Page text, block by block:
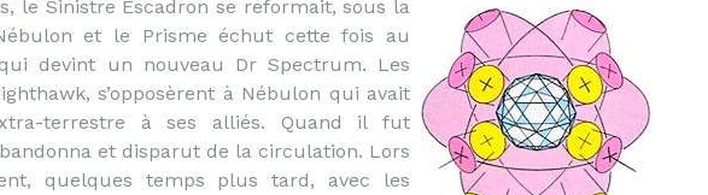
le Sinistre Escadron se reformait, sous la
et le Prisme échut cette fois au
devint un nouveau Dr Spectrum. Les
s’opposèrent à Nébulon qui avait
terrestre à ses alliés. Quand il fut
et disparut de la circulation. Lors
quelques temps plus tard, avec les